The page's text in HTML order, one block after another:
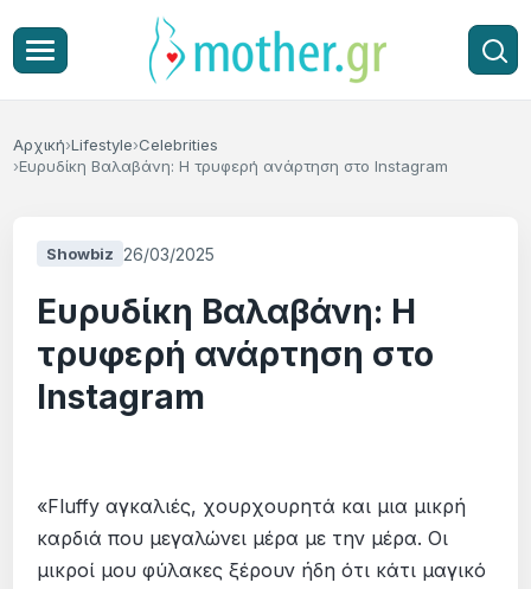
Αρχική Lifestyle Celebrities
Ευρυδίκη Βαλαβάνη: Η τρυφερή ανάρτηση στο Instagram
Showbiz 26/03/2025
Ευρυδίκη Βαλαβάνη: Η
τρυφερή ανάρτηση στο
Instagram
«Fluffy αγκαλιές, χουρχουρητά και μια μικρή
καρδιά που μεγαλώνει μέρα με την μέρα. Οι
μικροί μου φύλακες ξέρουν ήδη ότι κάτι μαγικό